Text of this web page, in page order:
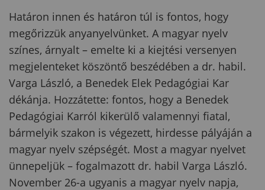
Határon innen és határon túl is fontos, hogy
megőrizzük anyanyelvünket. A magyar nyelv
színes, árnyalt – emelte ki a kiejtési versenyen
megjelenteket köszöntő beszédében a dr. habil.
Varga László, a Benedek Elek Pedagógiai Kar
dékánja. Hozzátette: fontos, hogy a Benedek
Pedagógiai Karról kikerülő valamennyi fiatal,
bármelyik szakon is végezett, hirdesse pályáján a
magyar nyelv szépségét. Most a magyar nyelvet
ünnepeljük – fogalmazott dr. habil Varga László.
November 26-a ugyanis a magyar nyelv napja,